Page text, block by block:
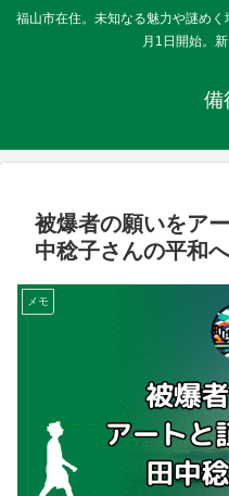
福山市在住。未知なる魅力や謎め
月1日開始。
備
被爆者の願いをア
中稔子さんの平和
メモ